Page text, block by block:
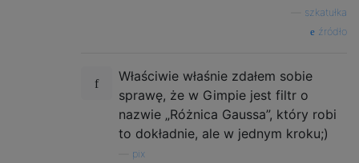
szkatułka
źródło
Właściwie właśnie zdałem sobie
sprawę, że w Gimpie jest filtr o
nazwie „Różnica Gaussa”, który robi
to dokładnie, ale w jednym kroku;)
pix